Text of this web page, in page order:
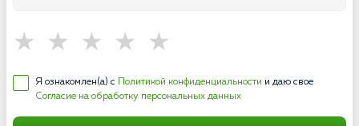
Я ознакомлен(а) с Политикой конфиденциальности и даю свое
Согласие на обработку персональных данных